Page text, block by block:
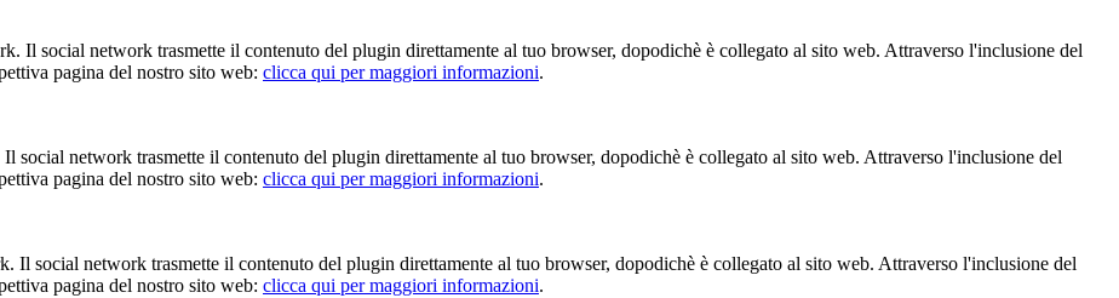
Il social network trasmette il contenuto del plugin direttamente al tuo browser, dopodichè è collegato al sito web. Attraverso l'inclusione del
pagina del nostro sito web: clicca qui per maggiori informazioni.
network trasmette il contenuto del plugin direttamente al tuo browser, dopodichè è collegato al sito web. Attraverso l'inclusione del
pagina del nostro sito web: clicca qui per maggiori informazioni.
social network trasmette il contenuto del plugin direttamente al tuo browser, dopodichè è collegato al sito web. Attraverso l'inclusione del
pagina del nostro sito web: clicca qui per maggiori informazioni.